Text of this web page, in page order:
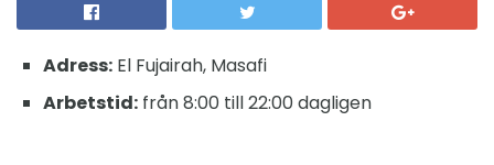
Adress: El Fujairah, Masafi
Arbetstid: från 8:00 till 22:00 dagligen